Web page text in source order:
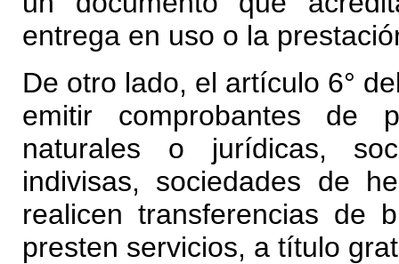
entrega en uso o la
De otro lado, el artículo 6°
emitir comprobantes de
naturales o jurídicas,
indivisas, sociedades de
realicen transferencias de
presten servicios, a título